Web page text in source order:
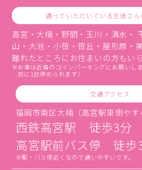
通っていただいている生徒さ
高宮・大楠・野間・玉川・清水・
山・大池・小笹・笹丘・屋形原・
離れたところにお住まいの方もい
お車は近隣のコインパーキングにお願いし
前に1台停められます）
交通アクセス
福岡市南区大楠（高宮駅東側やす
西鉄高宮駅 徒歩3分
高宮駅前バス停 徒歩
駅・バス停近くなので通いやすいです。